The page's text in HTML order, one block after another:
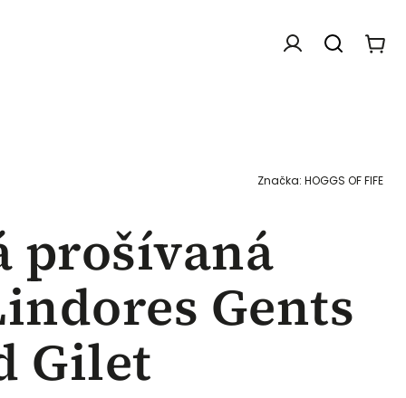
Dárkové poukazy Chovatelské
prošívaná
Gents
Gilet
Značka: HOGGS OF FIFE